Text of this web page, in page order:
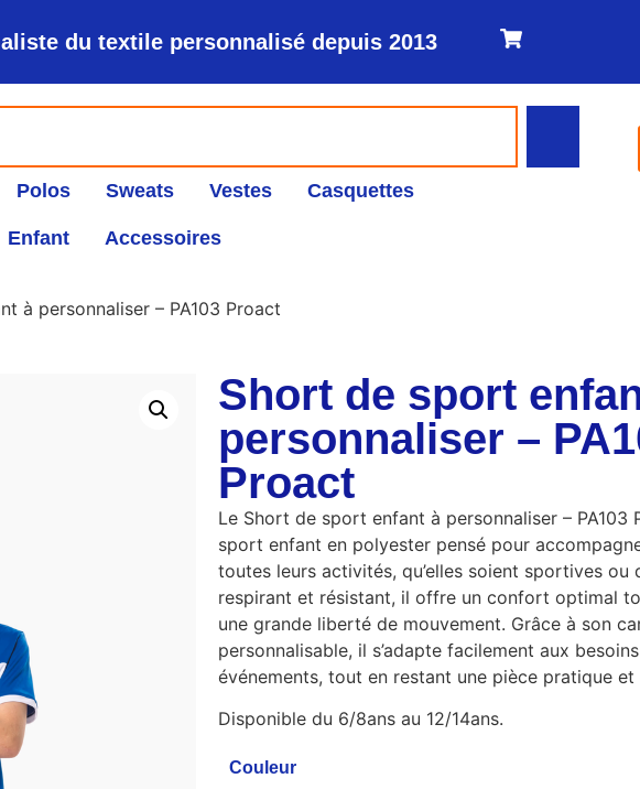
du textile personnalisé depuis 2013
Polos Sweats Vestes Casquettes
Enfant Accessoires
à personnaliser – PA103 Proact
Short de sport
personnaliser –
Proact
Le Short de sport enfant à personnaliser – PA103
sport enfant en polyester pensé pour
toutes leurs activités, qu’elles soient sportives ou
respirant et résistant, il offre un confort optimal
une grande liberté de mouvement. Grâce à son
personnalisable, il s’adapte facilement aux
événements, tout en restant une pièce pratique
Disponible du 6/8ans au 12/14ans.
Couleur